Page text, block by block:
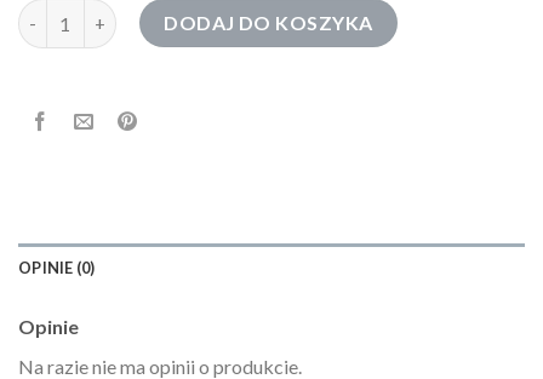
ilość czarny kardigan damskiDODAJ DO KOSZYKA
OPINIE (0)
Opinie
Na razie nie ma opinii o produkcie.